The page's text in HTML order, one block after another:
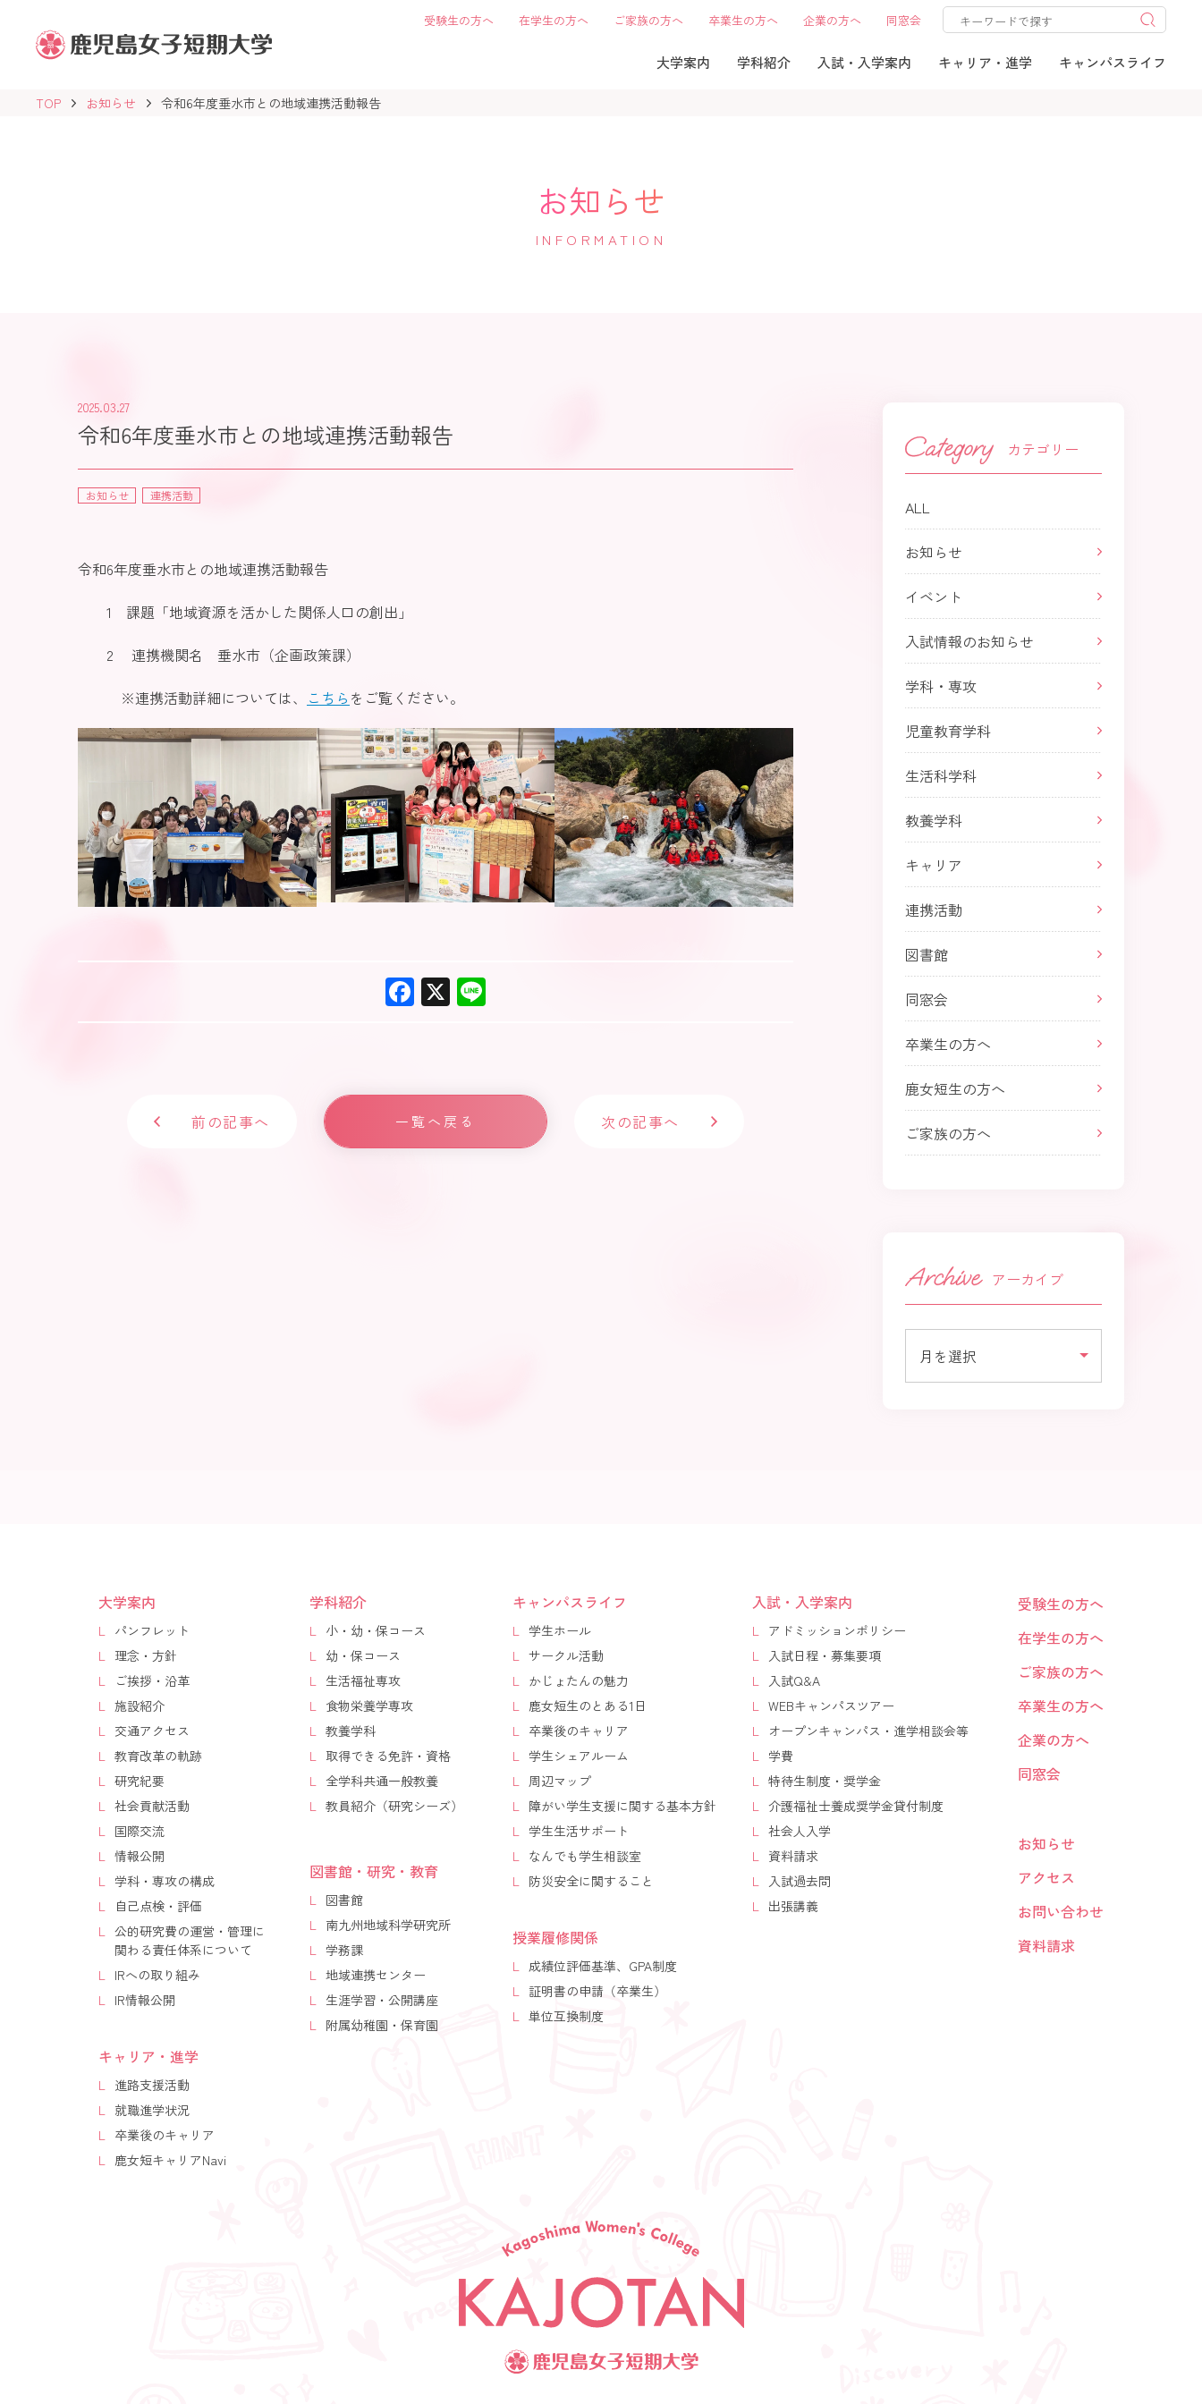
鹿
児
島
短
受験生の方へ 在学生の方へ ご家族の方へ 卒業生の方へ 企業の方へ 同窓会
大学案内 学科紹介 入試・入学案内 キャリア・進学 キャンパスライフ
TOP お知らせ 令和6年度垂水市との地域連携活動報告
お知らせ
INFORMATION
2025.03.27
令和6年度垂水市との地域連携活動報告
お知らせ 連携活動
令和6年度垂水市との地域連携活動報告
1 課題「地域資源を活かした関係人口の創出」
2 連携機関名 垂水市（企画政策課）
※連携活動詳細については、
こちら をご覧ください。
F
ac
o
ok
X
一覧へ戻る
前の記事へ 次の記事へ
カテゴリー
ALL
お知らせ
イベント
入試情報のお知らせ
学科・専攻
児童教育学科
生活科学科
教養学科
キャリア
連携活動
図書館
同窓会
卒業生の方へ
鹿女短生の方へ
ご家族の方へ
アーカイブ
大学案内
パンフレット
理念・方針
ご挨拶・沿革
施設紹介
交通アクセス
教育改革の軌跡
研究紀要
社会貢献活動
国際交流
情報公開
学科・専攻の構成
自己点検・評価
公的研究費の運営・管理に
関わる責任体系について
IRへの取り組み
IR情報公開
キャリア・進学
進路支援活動
就職進学状況
卒業後のキャリア
鹿女短キャリアNavi
学科紹介
小・幼・保コース
幼・保コース
生活福祉専攻
食物栄養学専攻
教養学科
取得できる免許・資格
全学科共通一般教養
教員紹介（研究シーズ）
図書館・研究・教育
図書館
南九州地域科学研究所
学務課
地域連携センター
生涯学習・公開講座
附属幼稚園・保育園
キャンパスライフ
学生ホール
サークル活動
かじょたんの魅力
鹿女短生のとある1日
卒業後のキャリア
学生シェアルーム
周辺マップ
障がい学生支援に関する基本方針
学生生活サポート
なんでも学生相談室
防災安全に関すること
授業履修関係
成績位評価基準、GPA制度
証明書の申請（卒業生）
単位互換制度
入試・入学案内
アドミッションポリシー
入試日程・募集要項
入試Q&A
WEBキャンパスツアー
オープンキャンパス・進学相談会等
学費
特待生制度・奨学金
介護福祉士養成奨学金貸付制度
社会人入学
資料請求
入試過去問
出張講義
受験生の方へ
在学生の方へ
ご家族の方へ
卒業生の方へ
企業の方へ
同窓会
お知らせ
アクセス
お問い合わせ
資料請求